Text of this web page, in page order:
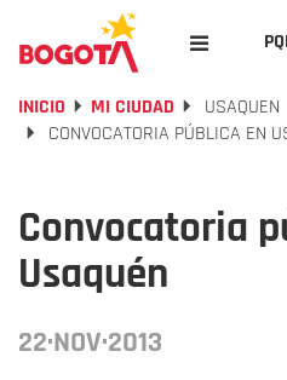
INICIO MI CIUDAD
USAQUEN
CONVOCATORIA PÚBLICA EN
Convocatoria
Usaquén
22·NOV·2013